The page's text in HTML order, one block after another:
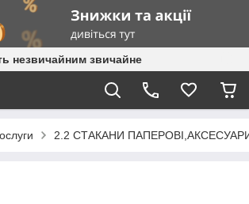
незвичайним звичайне
2.2 СТАКАНИ